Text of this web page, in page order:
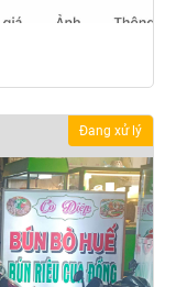
Đắk Lắk
Đang xử lý